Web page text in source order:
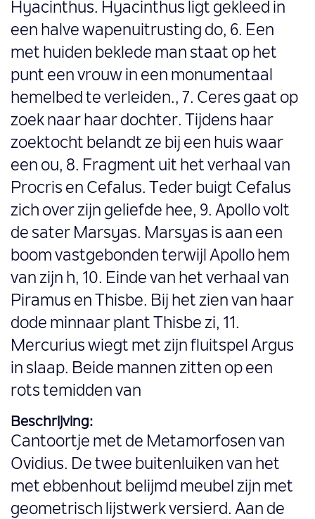
Hyacinthus. Hyacinthus ligt gekleed in
een halve wapenuitrusting do, 6. Een
met huiden beklede man staat op het
punt een vrouw in een monumentaal
hemelbed te verleiden., 7. Ceres gaat op
zoek naar haar dochter. Tijdens haar
zoektocht belandt ze bij een huis waar
een ou, 8. Fragment uit het verhaal van
Procris en Cefalus. Teder buigt Cefalus
zich over zijn geliefde hee, 9. Apollo volt
de sater Marsyas. Marsyas is aan een
boom vastgebonden terwijl Apollo hem
van zijn h, 10. Einde van het verhaal van
Piramus en Thisbe. Bij het zien van haar
dode minnaar plant Thisbe zi, 11.
Mercurius wiegt met zijn fluitspel Argus
in slaap. Beide mannen zitten op een
rots temidden van
Beschrijving:
Cantoortje met de Metamorfosen van
Ovidius. De twee buitenluiken van het
met ebbenhout belijmd meubel zijn met
geometrisch lijstwerk versierd. Aan de